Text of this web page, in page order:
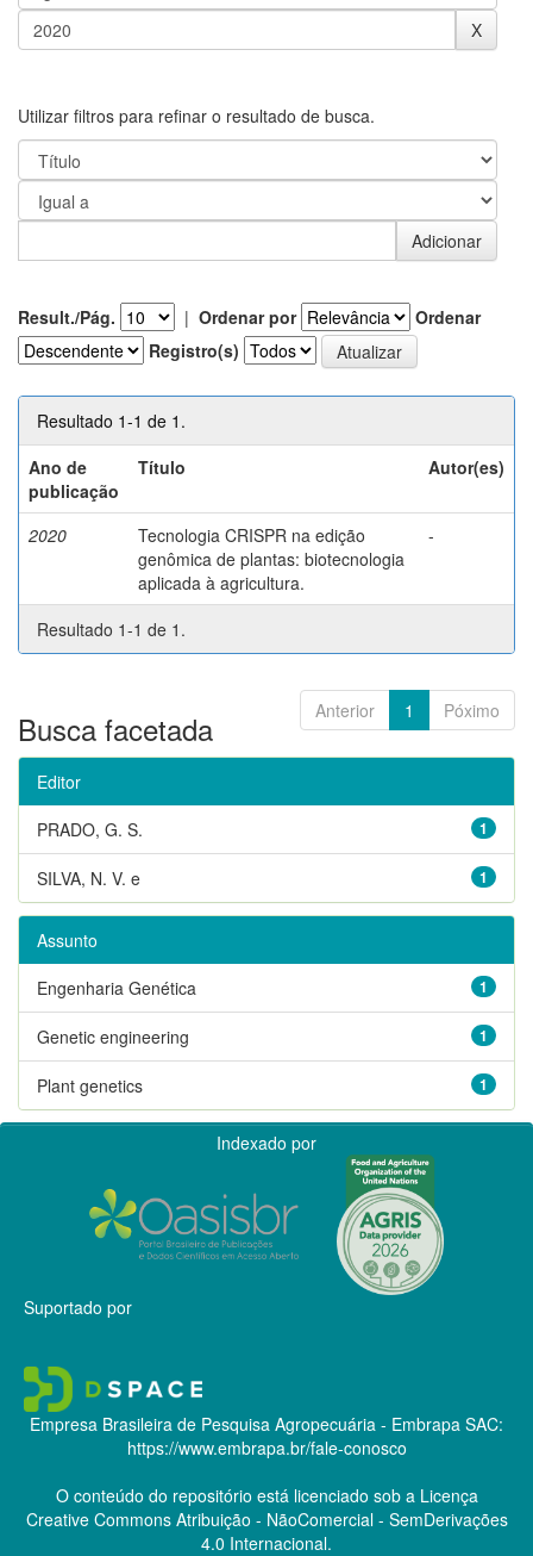
Utilizar filtros para refinar o resultado de busca.
Result./Pág. | Ordenar por
Ordenar
Registro(s)
Resultado 1-1 de 1.
Ano de
publicação
Título Autor(es)
2020
Tecnologia CRISPR na edição
genômica de plantas: biotecnologia
aplicada à agricultura.
-
Resultado 1-1 de 1.
Anterior 1 Póximo
Busca facetada
Editor
1
PRADO, G. S.
1
SILVA, N. V. e
Assunto
1
Engenharia Genética
1
Genetic engineering
1
Plant genetics
Indexado por
Suportado por
Empresa Brasileira de Pesquisa Agropecuária - Embrapa SAC:
https://www.embrapa.br/fale-conosco
O conteúdo do repositório está licenciado sob a Licença
Creative CommonsAtribuição - NãoComercial - SemDerivações
4.0 Internacional.